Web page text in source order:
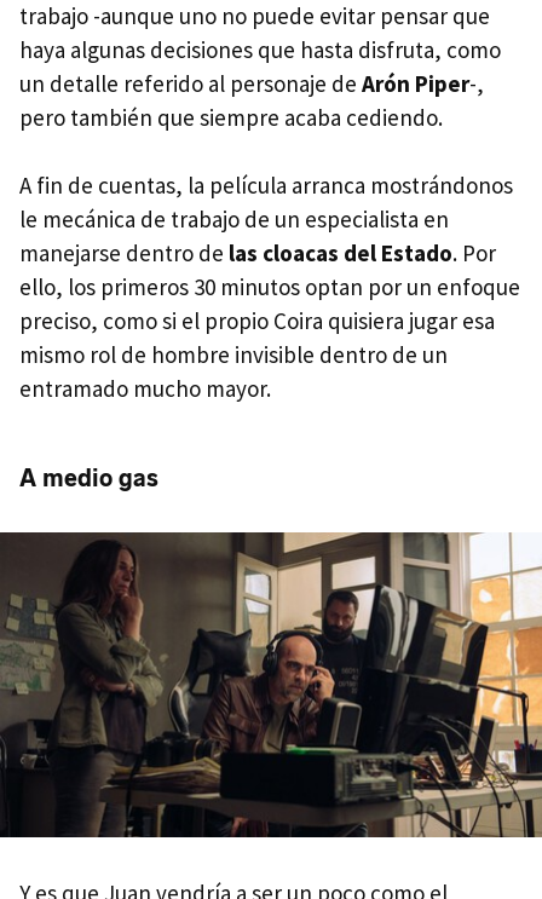
trabajo -aunque uno no puede evitar pensar que
haya algunas decisiones que hasta disfruta, como
un detalle referido al personaje de Arón Piper-,
pero también que siempre acaba cediendo.
A fin de cuentas, la película arranca mostrándonos
le mecánica de trabajo de un especialista en
manejarse dentro de las cloacas del Estado. Por
ello, los primeros 30 minutos optan por un enfoque
preciso, como si el propio Coira quisiera jugar esa
mismo rol de hombre invisible dentro de un
entramado mucho mayor.
A medio gas
Y es que Juan vendría a ser un poco como el